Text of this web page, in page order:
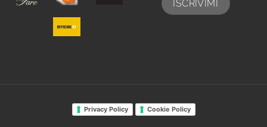
Privacy Policy Cookie Policy